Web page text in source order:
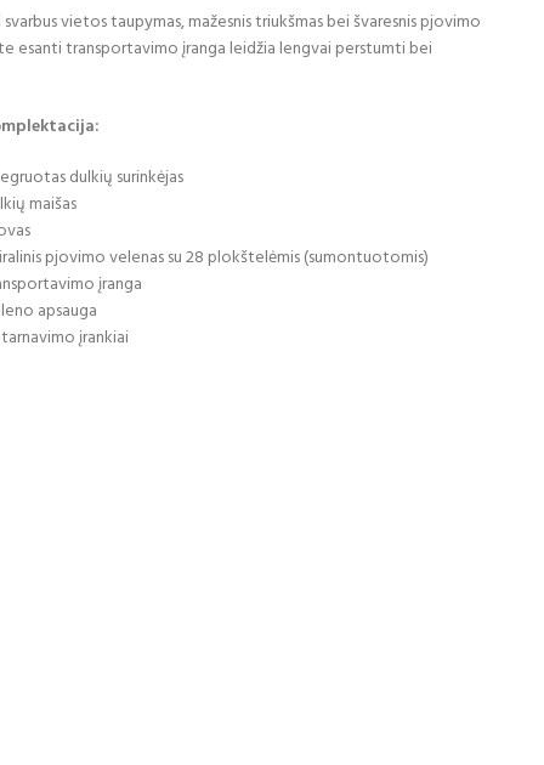
vietos taupymas, mažesnis triukšmas bei švaresnis pjovimo
esanti transportavimo įranga leidžia lengvai perstumti bei
dulkių surinkėjas
maišas
pjovimo velenas su 28 plokštelėmis (sumontuotomis)
įranga
apsauga
įrankiai